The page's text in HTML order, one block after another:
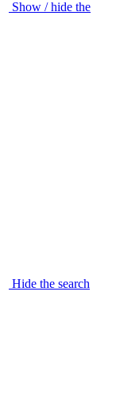
Show / hide the
Hide the search